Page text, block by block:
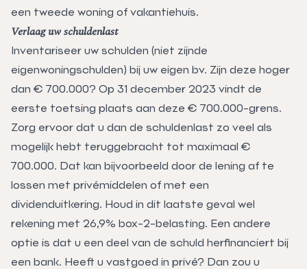
een tweede woning of vakantiehuis.
Verlaag uw schuldenlast
Inventariseer uw schulden (niet zijnde
eigenwoningschulden) bij uw eigen bv. Zijn deze hoger
dan € 700.000? Op 31 december 2023 vindt de
eerste toetsing plaats aan deze € 700.000-grens.
Zorg ervoor dat u dan de schuldenlast zo veel als
mogelijk hebt teruggebracht tot maximaal €
700.000. Dat kan bijvoorbeeld door de lening af te
lossen met privémiddelen of met een
dividenduitkering. Houd in dit laatste geval wel
rekening met 26,9% box-2-belasting. Een andere
optie is dat u een deel van de schuld herfinanciert bij
een bank. Heeft u vastgoed in privé? Dan zou u